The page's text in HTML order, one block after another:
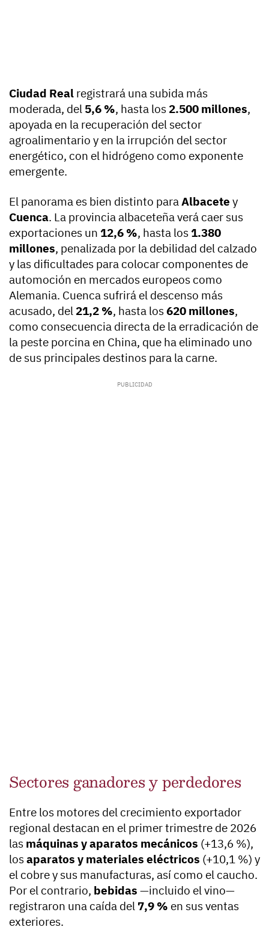
Ciudad Real registrará una subida más
moderada, del 5,6 %, hasta los 2.500 millones,
apoyada en la recuperación del sector
agroalimentario y en la irrupción del sector
energético, con el hidrógeno como exponente
emergente.
El panorama es bien distinto paraAlbacete y
Cuenca. La provincia albaceteña verá caer sus
exportaciones un 12,6 %, hasta los 1.380
millones, penalizada por la debilidad del calzado
y las dificultades para colocar componentes de
automoción en mercados europeos como
Alemania. Cuenca sufrirá el descenso más
acusado, del 21,2 %, hasta los620 millones,
como consecuencia directa de la erradicación de
la peste porcina en China, que ha eliminado uno
de sus principales destinos para la carne.
Sectores ganadores y perdedores
Entre los motores del crecimiento exportador
regional destacan en el primer trimestre de 2026
las máquinas y aparatos mecánicos (+13,6 %),
losaparatos y materiales eléctricos (+10,1 %) y
el cobre y sus manufacturas, así como el caucho.
Por el contrario, bebidas —incluido el vino—
registraron una caída del 7,9 % en sus ventas
exteriores.